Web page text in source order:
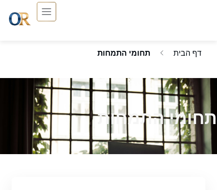
דף הבית תחומי התמחות
תחומי התמחות